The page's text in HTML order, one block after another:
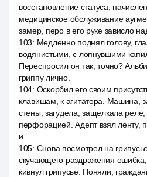
восстановление статуса,
медицинское обслуживание
замер, перо в его руке зависло
103: Медленно поднял голову,
водянистыми, с лопнувшими
Переспросил он так, точно?
гриппу лично.
104: Оскорбил его своим
клавишам, к агитатора. Машина,
стены, загудела, защёлкала
перфорацией. Адепт взял ленту,
и
105: Снова посмотрел на
скучающего раздражения ошибка,
кивнул грипусье. Поняли,